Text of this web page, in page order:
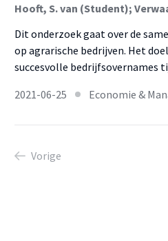
Hooft, S. van (Student);
Dit onderzoek gaat over de
op agrarische bedrijven. Het
succesvolle bedrijfsovernames
2021-06-25
Economie &
Vorige